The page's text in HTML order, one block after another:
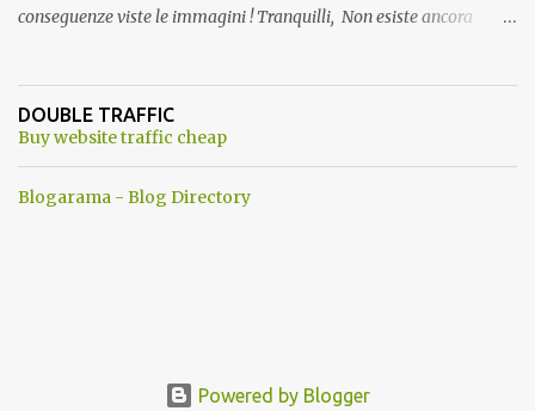
conseguenze viste le immagini ! Tranquilli, Non esiste ancora
ancora una fantasia Nato o forse una "False Flag", per provocare
una guerra mondiale che difficilmente da menti sane, potrebbe
DOUBLE TRAFFIC
Buy website traffic cheap
Blogarama - Blog Directory
Powered by Blogger